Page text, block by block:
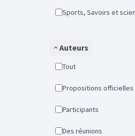
Sports, Savoirs et
Auteurs
Tout
Propositions officielles
Participants
Des réunions